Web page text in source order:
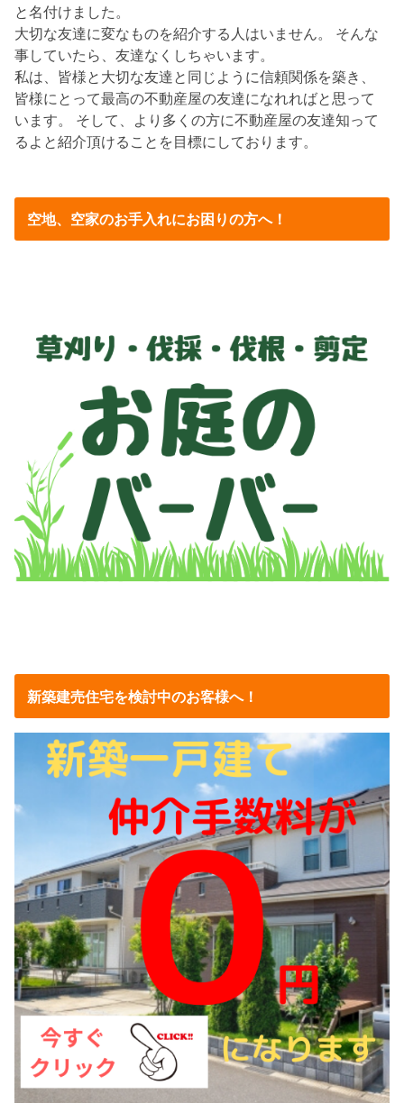
と名付けました。
大切な友達に変なものを紹介する人はいません。 そんな
事していたら、友達なくしちゃいます。
私は、皆様と大切な友達と同じように信頼関係を築き、
皆様にとって最高の不動産屋の友達になれればと思って
います。 そして、より多くの方に不動産屋の友達知って
るよと紹介頂けることを目標にしております。
空地、空家のお手入れにお困りの方へ！
新築建売住宅を検討中のお客様へ！